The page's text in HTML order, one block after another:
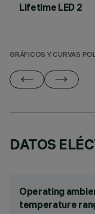
Lifetime LED 2
GRÁFICOS Y CURVAS
DATOS
Operating
temperature